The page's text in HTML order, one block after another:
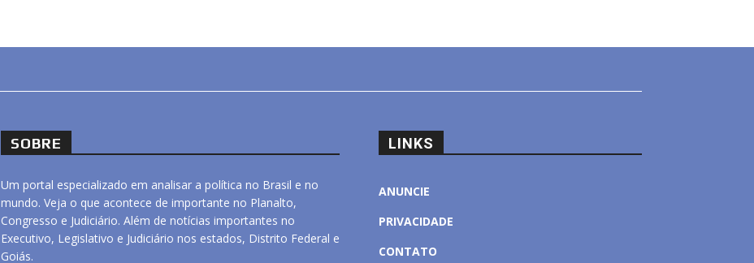
SOBRE
Um portal especializado em analisar a política no Brasil e no
mundo. Veja o que acontece de importante no Planalto,
Congresso e Judiciário. Além de notícias importantes no
Executivo, Legislativo e Judiciário nos estados, Distrito Federal e
Goiás.
LINKS
ANUNCIE
PRIVACIDADE
CONTATO